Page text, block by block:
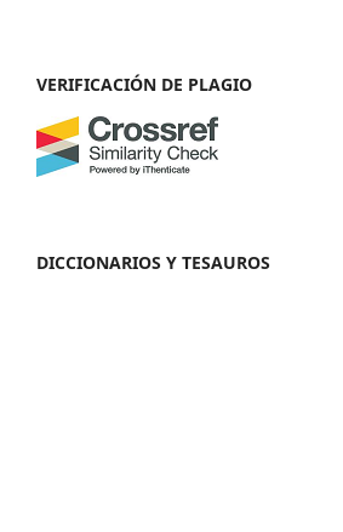
VERIFICACIÓN DE PLAGIO
DICCIONARIOS Y TESAUROS